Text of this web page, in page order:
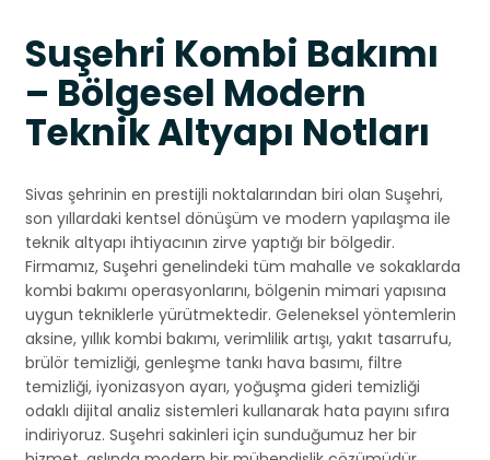
Suşehri Kombi Bakımı
– Bölgesel Modern
Teknik Altyapı Notları
Sivas şehrinin en prestijli noktalarından biri olan Suşehri,
son yıllardaki kentsel dönüşüm ve modern yapılaşma ile
teknik altyapı ihtiyacının zirve yaptığı bir bölgedir.
Firmamız, Suşehri genelindeki tüm mahalle ve sokaklarda
kombi bakımı operasyonlarını, bölgenin mimari yapısına
uygun tekniklerle yürütmektedir. Geleneksel yöntemlerin
aksine, yıllık kombi bakımı, verimlilik artışı, yakıt tasarrufu,
brülör temizliği, genleşme tankı hava basımı, filtre
temizliği, iyonizasyon ayarı, yoğuşma gideri temizliği
odaklı dijital analiz sistemleri kullanarak hata payını sıfıra
indiriyoruz. Suşehri sakinleri için sunduğumuz her bir